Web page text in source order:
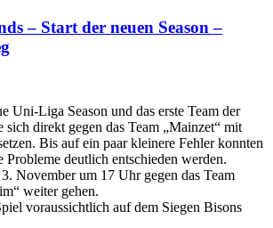
– Start der neuen Season –
Uni-Liga Season und das erste Team der
sich direkt gegen das Team „Mainzet“ mit
Bis auf ein paar kleinere Fehler konnten
Probleme deutlich entschieden werden.
November um 17 Uhr gegen das Team
weiter gehen.
voraussichtlich auf dem Siegen Bisons